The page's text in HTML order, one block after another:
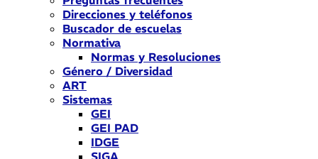
Direcciones y teléfonos
Buscador de escuelas
Normativa
Normas y Resoluciones
Género / Diversidad
ART
Sistemas
GEI
GEI PAD
IDGE
SIGA